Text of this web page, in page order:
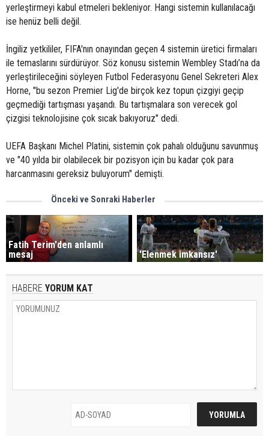
yerleştirmeyi kabul etmeleri bekleniyor. Hangi sistemin kullanılacağı
ise henüz belli değil.
İngiliz yetkililer, FIFA'nın onayından geçen 4 sistemin üretici firmaları
ile temaslarını sürdürüyor. Söz konusu sistemin Wembley Stadı’na da
yerleştirileceğini söyleyen Futbol Federasyonu Genel Sekreteri Alex
Horne, "bu sezon Premier Lig'de birçok kez topun çizgiyi geçip
geçmediği tartışması yaşandı. Bu tartışmalara son verecek gol
çizgisi teknolojisine çok sıcak bakıyoruz" dedi.
UEFA Başkanı Michel Platini, sistemin çok pahalı olduğunu savunmuş
ve "40 yılda bir olabilecek bir pozisyon için bu kadar çok para
harcanmasını gereksiz buluyorum" demişti.
Önceki ve Sonraki Haberler
Fatih Terim'den anlamlı
mesaj
'Elenmek imkansız'
HABERE YORUM KAT